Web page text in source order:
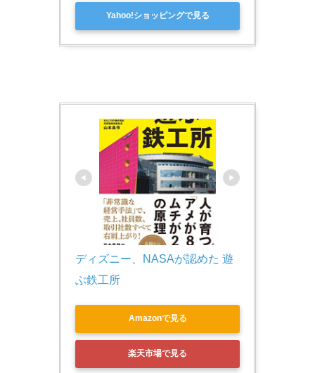
Yahoo!ショッピングで見る
ディズニー、NASAが認めた 遊
ぶ鉄工所
Amazonで見る
楽天市場で見る